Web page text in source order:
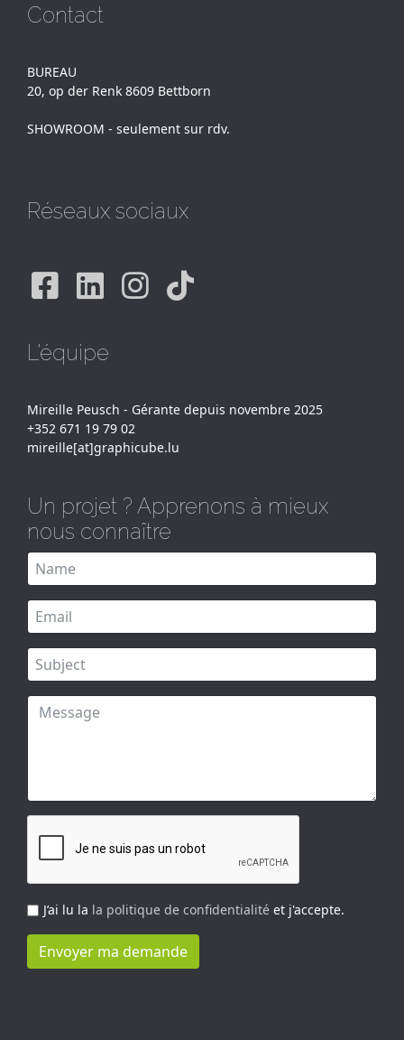
Contact
BUREAU
20, op der Renk 8609 Bettborn
SHOWROOM - seulement sur rdv.
Réseaux sociaux
Facebook
Linkedin
Instagram
Tiktok
L'équipe
Mireille Peusch - Gérante depuis novembre 2025
+352 671 19 79 02
mireille[at]graphicube.lu
Un projet ? Apprenons à mieux
nous connaître
J’ai lu la la politique de confidentialité et j'accepte.
Envoyer ma demande